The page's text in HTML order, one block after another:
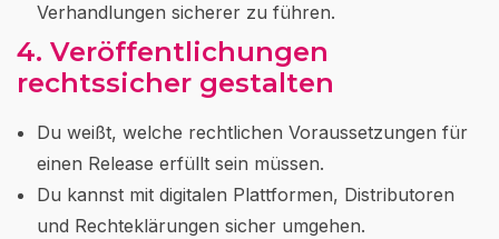
Verhandlungen sicherer zu führen.
4. Veröffentlichungen
rechtssicher gestalten
Du weißt, welche rechtlichen Voraussetzungen für
einen Release erfüllt sein müssen.
Du kannst mit digitalen Plattformen, Distributoren
und Rechteklärungen sicher umgehen.